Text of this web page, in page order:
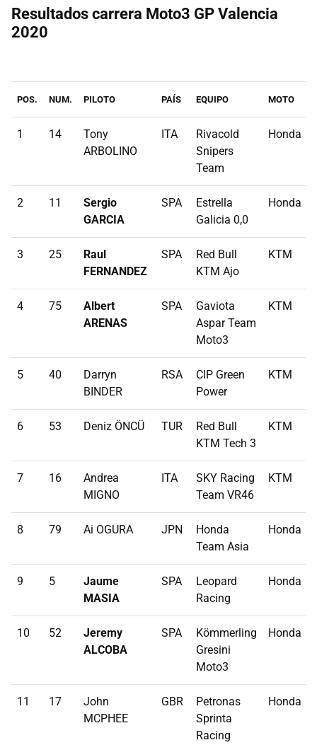
Resultados carrera Moto3 GP Valencia
2020
POS. NUM. PILOTO PAÍS EQUIPO MOTO
1 14
Tony
ARBOLINO
ITA
Rivacold
Snipers
Team
Honda
2 11
Sergio
GARCIA
SPA
Estrella
Galicia 0,0
Honda
3 25
Raul
FERNANDEZ
SPA
Red Bull
KTM Ajo
KTM
4 75
Albert
ARENAS
SPA
Gaviota
Aspar Team
Moto3
KTM
5 40
Darryn
BINDER
RSA
CIP Green
Power
KTM
6 53 Deniz ÖNCÜ TUR
Red Bull
KTM Tech 3
KTM
7 16
Andrea
MIGNO
ITA
SKY Racing
Team VR46
KTM
8 79 Ai OGURA JPN
Honda
Team Asia
Honda
9 5
Jaume
MASIA
SPA
Leopard
Racing
Honda
10 52
Jeremy
ALCOBA
SPA
Kömmerling
Gresini
Moto3
Honda
11 17
John
MCPHEE
GBR
Petronas
Sprinta
Racing
Honda